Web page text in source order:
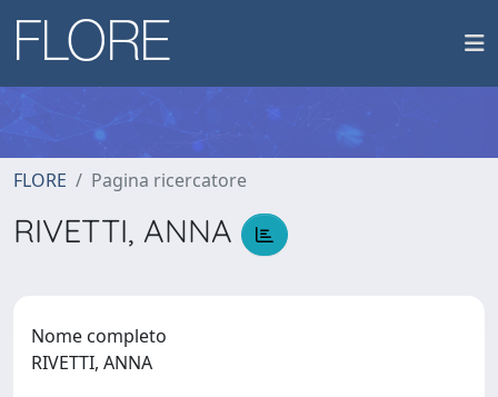
FLORE Pagina ricercatore
RIVETTI, ANNA
Nome completo
RIVETTI, ANNA